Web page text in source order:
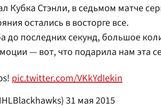
Кубка Стэнли, в седьмом матче
остались в восторге все.
до последних секунд, большое
— вот, что подарила нам эта
pic.twitter.com/VKkYdIekin
31 мая 2015